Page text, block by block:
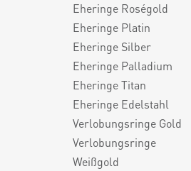
Eheringe Roségold
Eheringe Platin
Eheringe Silber
Eheringe Palladium
Eheringe Titan
Eheringe Edelstahl
Verlobungsringe Gold
Verlobungsringe
Weißgold